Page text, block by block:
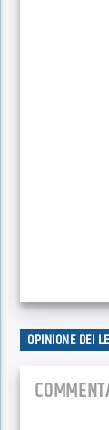
OPINIONE DEI